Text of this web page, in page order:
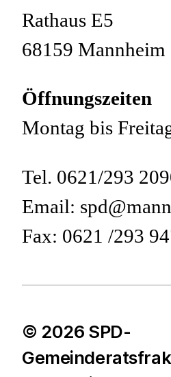
Rathaus E5
68159 Mannheim
Öffnungszeiten
Montag bis
Tel. 0621/293
Email:
Fax: 0621 /293
© 2026 SPD-